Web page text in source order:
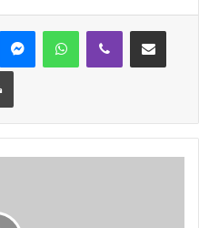
Print